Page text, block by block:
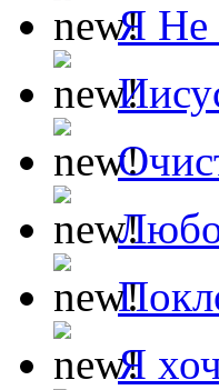
Я Не
Я